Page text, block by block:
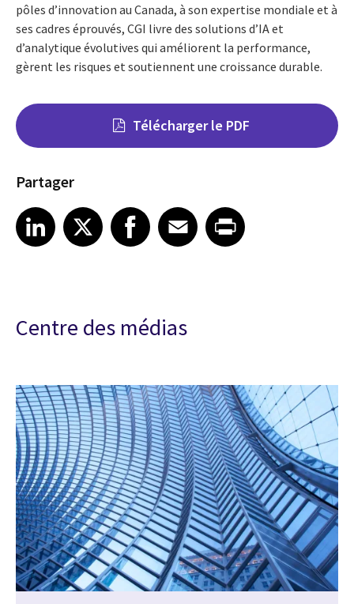
pôles d’innovation au Canada, à son expertise mondiale et à
ses cadres éprouvés, CGI livre des solutions d’IA et
d’analytique évolutives qui améliorent la performance,
gèrent les risques et soutiennent une croissance durable.
Télécharger le PDF
Partager
Share on LinkedIn
LinkedIn
Share on X Share on FacebookFacebook
Share on EmailEmailShare on Print
Centre des médias